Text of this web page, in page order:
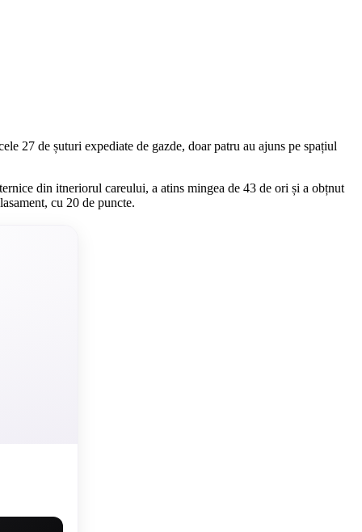
27 de șuturi expediate de gazde, doar patru au ajuns pe spațiul
din itneriorul careului, a atins mingea de 43 de ori și a obțnut
cu 20 de puncte.